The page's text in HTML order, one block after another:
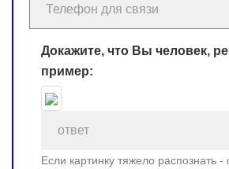
Докажите, что Вы человек,
пример:
Если картинку тяжело распознать -